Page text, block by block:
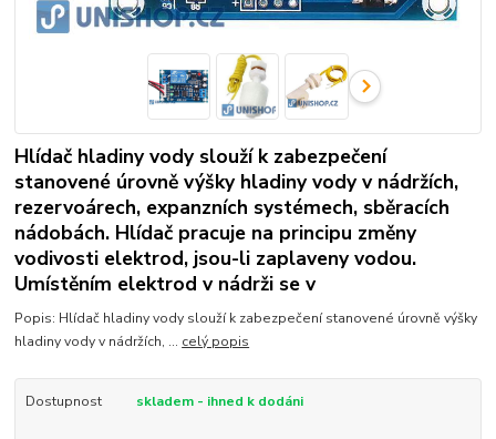
Hlídač hladiny vody slouží k zabezpečení
stanovené úrovně výšky hladiny vody v nádržích,
rezervoárech, expanzních systémech, sběracích
nádobách. Hlídač pracuje na principu změny
vodivosti elektrod, jsou-li zaplaveny vodou.
Umístěním elektrod v nádrži se v
Popis: Hlídač hladiny vody slouží k zabezpečení stanovené úrovně výšky
hladiny vody v nádržích, ... celý popis
Dostupnost skladem - ihned k dodáni